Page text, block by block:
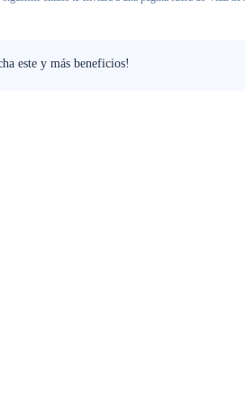
este y más beneficios!